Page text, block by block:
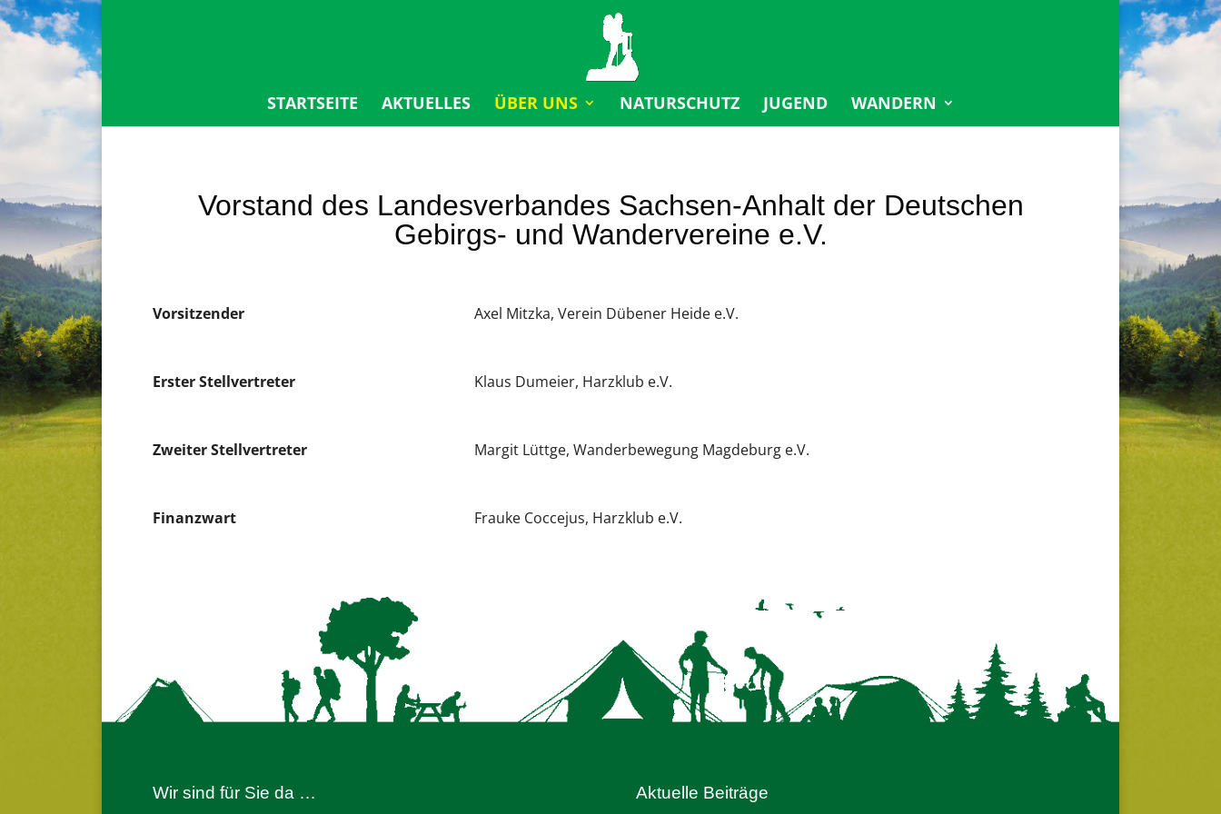
STARTSEITE AKTUELLES ÜBER UNS NATURSCHUTZ JUGEND WANDERN
Vorstand des Landesverbandes Sachsen-Anhalt der Deutschen
Gebirgs- und Wandervereine e.V.
Vorsitzender Axel Mitzka, Verein Dübener Heide e.V.
Erster Stellvertreter Klaus Dumeier, Harzklub e.V.
Zweiter Stellvertreter Margit Lüttge, Wanderbewegung Magdeburg e.V.
Finanzwart Frauke Coccejus, Harzklub e.V.
Wir sind für Sie da … Aktuelle Beiträge